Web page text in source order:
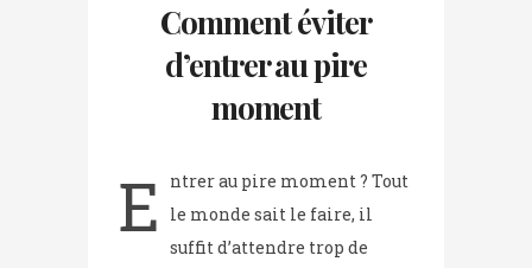
Comment éviter
d’entrer au pire
moment
E
ntrer au pire moment ? Tout
le monde sait le faire, il
suffit d’attendre trop de